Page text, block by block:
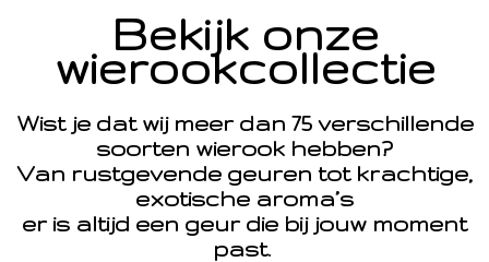
Bekijk onze
wierookcollectie
Wist je dat wij meer dan 75 verschillende
soorten wierook hebben?
Van rustgevende geuren tot krachtige,
exotische aroma’s
er is altijd een geur die bij jouw moment
past.